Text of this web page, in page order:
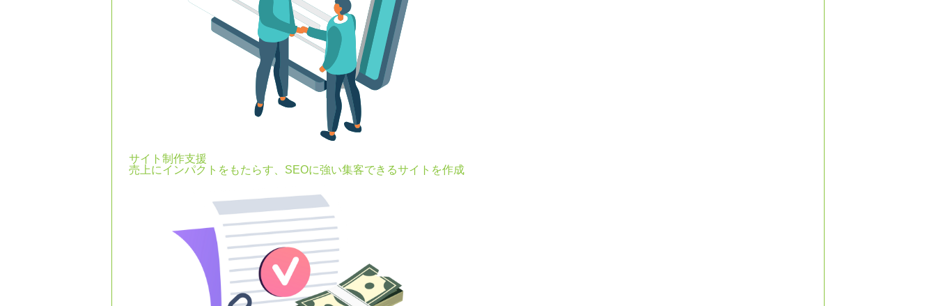
サイト制作支援
売上にインパクトをもたらす、SEOに強い集客できるサイトを作成